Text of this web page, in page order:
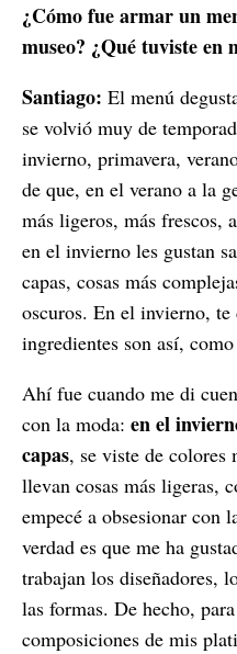
¿Cómo fue armar un
museo? ¿Qué tuviste en
Santiago: El menú
se volvió muy de
invierno, primavera,
de que, en el verano a la
más ligeros, más frescos,
en el invierno les gustan
capas, cosas más
oscuros. En el invierno, te
ingredientes son así,
Ahí fue cuando me di
con la moda: en el
capas, se viste de colores
llevan cosas más ligeras,
empecé a obsesionar con
verdad es que me ha
trabajan los diseñadores,
las formas. De hecho,
composiciones de mis